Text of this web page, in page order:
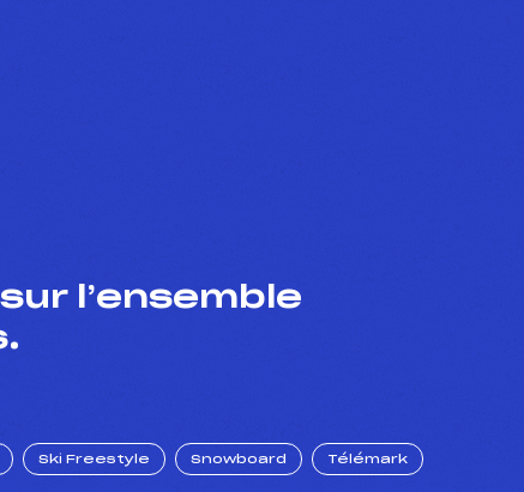
l’ensemble
Ski Freestyle Snowboard Télémark